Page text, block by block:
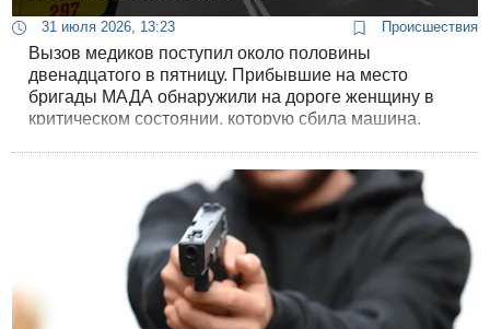
31 июля 2026, 13:23 Происшествия
Вызов медиков поступил около половины
двенадцатого в пятницу. Прибывшие на место
бригады МАДА обнаружили на дороге женщину в
критическом состоянии, которую сбила машина.